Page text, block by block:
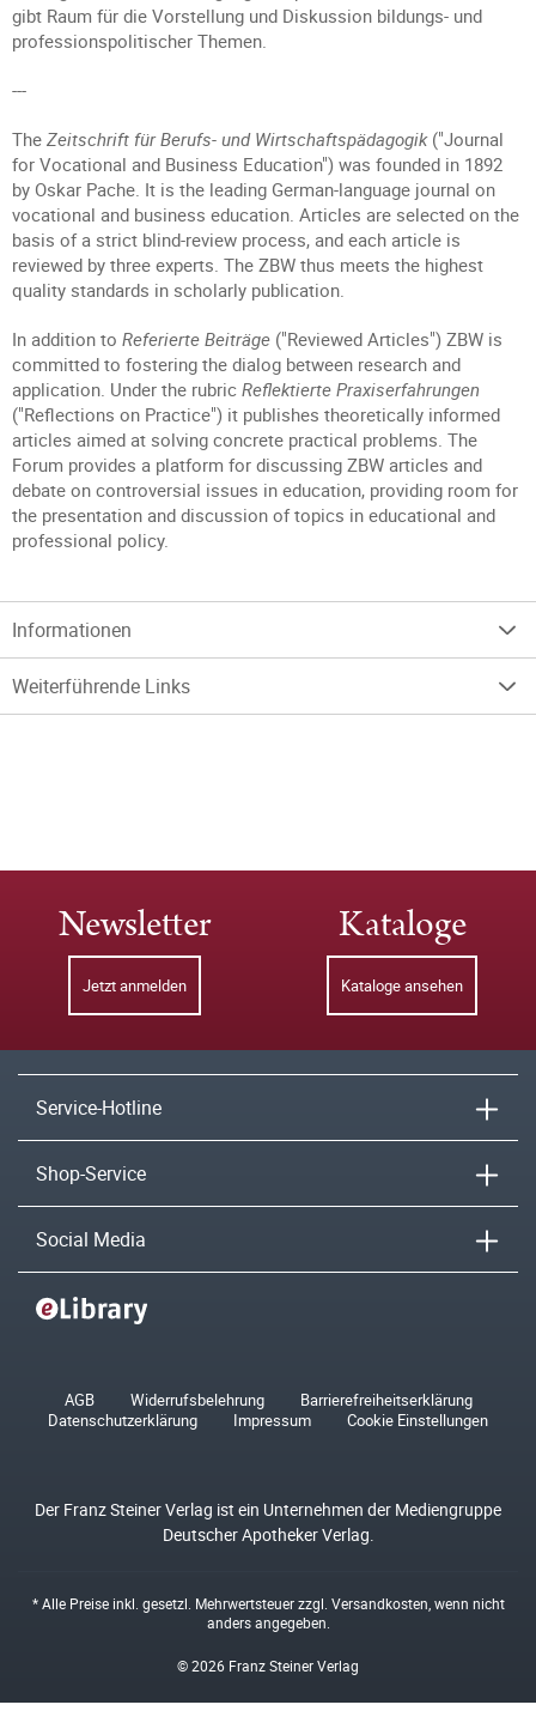
gibt Raum für die Vorstellung und Diskussion bildungs- und
professionspolitischer Themen.
---
The Zeitschrift für Berufs- und Wirtschaftspädagogik("Journal
for Vocational and Business Education") was founded in 1892
by Oskar Pache. It is the leading German-language journal on
vocational and business education. Articles are selected on the
basis of a strict blind-review process, and each article is
reviewed by three experts. The ZBW thus meets the highest
quality standards in scholarly publication.
In addition to Referierte Beiträge ("Reviewed Articles") ZBW is
committed to fostering the dialog between research and
application. Under the rubric Reflektierte Praxiserfahrungen
("Reflections on Practice") it publishes theoretically informed
articles aimed at solving concrete practical problems. The
Forum provides a platform for discussing ZBW articles and
debate on controversial issues in education, providing room for
the presentation and discussion of topics in educational and
professional policy.
Informationen
Weiterführende Links
Newsletter
Jetzt anmelden
Kataloge
Kataloge ansehen
Service-Hotline
Shop-Service
Social Media
AGB Widerrufsbelehrung
Barrierefreiheitserklärung
Datenschutzerklärung
Impressum Cookie Einstellungen
Der Franz Steiner Verlag ist ein Unternehmen der Mediengruppe
Deutscher Apotheker Verlag.
* Alle Preise inkl. gesetzl. Mehrwertsteuer zzgl. Versandkosten, wenn nicht
anders angegeben.
© 2026 Franz Steiner Verlag